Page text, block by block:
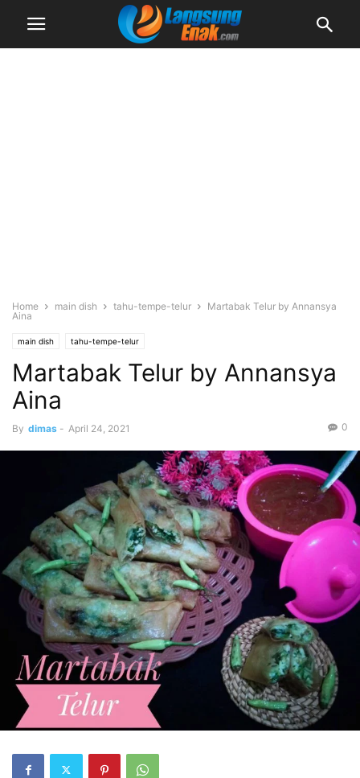
Home main dish tahu-tempe-telur
Martabak Telur by Annansya
Aina
main dish tahu-tempe-telur
Martabak Telur by Annansya
Aina
By dimas - April 24, 2021 0